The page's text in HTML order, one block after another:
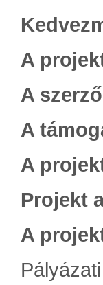
A
A
A
A
Projekt
A